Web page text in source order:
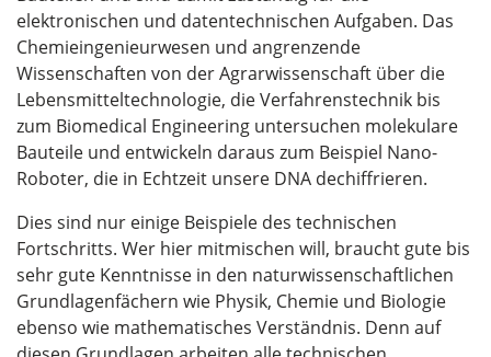
elektronischen und datentechnischen Aufgaben. Das
Chemieingenieurwesen und angrenzende
Wissenschaften von der Agrarwissenschaft über die
Lebensmitteltechnologie, die Verfahrenstechnik bis
zum Biomedical Engineering untersuchen molekulare
Bauteile und entwickeln daraus zum Beispiel Nano-
Roboter, die in Echtzeit unsere DNA dechiffrieren.
Dies sind nur einige Beispiele des technischen
Fortschritts. Wer hier mitmischen will, braucht gute bis
sehr gute Kenntnisse in den naturwissenschaftlichen
Grundlagenfächern wie Physik, Chemie und Biologie
ebenso wie mathematisches Verständnis. Denn auf